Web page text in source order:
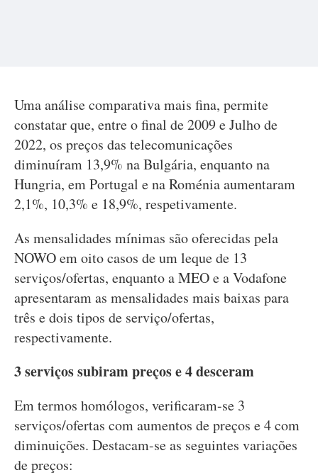
Uma análise comparativa mais fina, permite
constatar que, entre o final de 2009 e Julho de
2022, os preços das telecomunicações
diminuíram 13,9% na Bulgária, enquanto na
Hungria, em Portugal e na Roménia aumentaram
2,1%, 10,3% e 18,9%, respetivamente.
As mensalidades mínimas são oferecidas pela
NOWO em oito casos de um leque de 13
serviços/ofertas, enquanto a MEO e a Vodafone
apresentaram as mensalidades mais baixas para
três e dois tipos de serviço/ofertas,
respectivamente.
3 serviços subiram preços e 4 desceram
Em termos homólogos, verificaram-se 3
serviços/ofertas com aumentos de preços e 4 com
diminuições. Destacam-se as seguintes variações
de preços: